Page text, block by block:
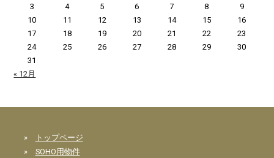
3
4 5 6 7 8
9
10
11 12 13 14 15
16
17
18 19 20 21 22
23
24
25 26 27 28 29
30
31
« 12月
»
トップページ
» SOHO用物件